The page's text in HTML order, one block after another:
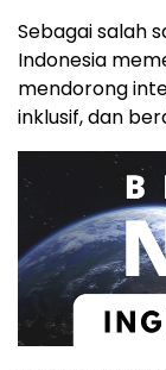
Sebagai salah
Indonesia
mendorong
inklusif, dan